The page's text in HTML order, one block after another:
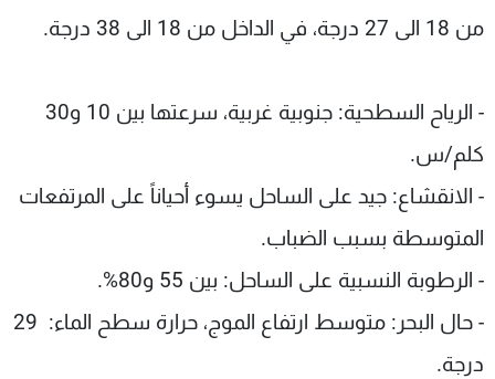
من 18 الى 27 درجة، في الداخل من 18 الى 38 درجة.
- الرياح السطحية: جنوبية غربية، سرعتها بين 10 و30
كلم/س.
- الانقشاع: جيد على الساحل يسوء أحياناً على المرتفعات
المتوسطة بسبب الضباب.
- الرطوبة النسبية على الساحل: بين 55 و80%.
- حال البحر: متوسط ارتفاع الموج، حرارة سطح الماء: 29
درجة.